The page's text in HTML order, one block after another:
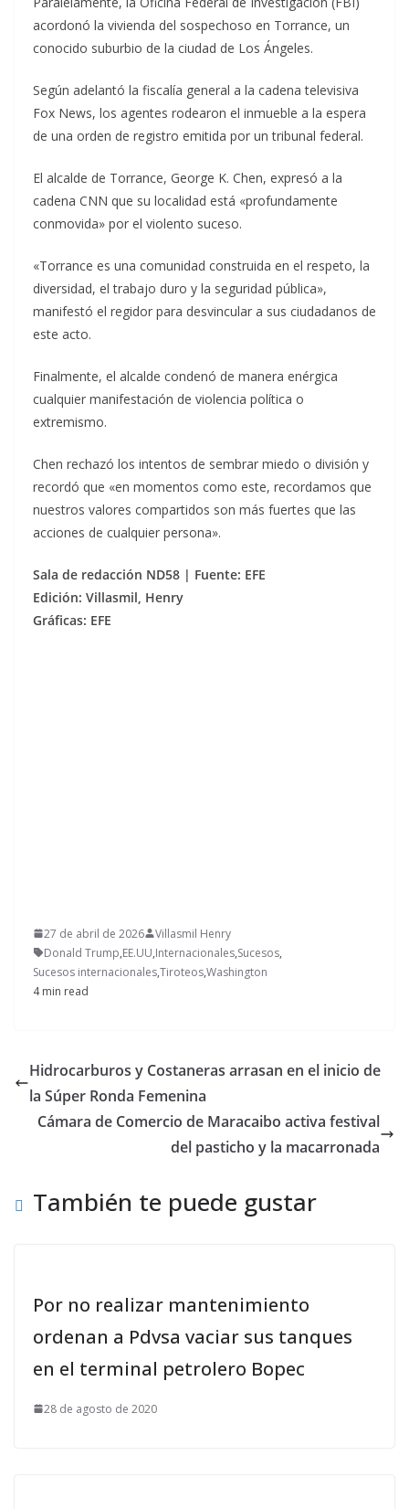
acordonó la vivienda del sospechoso en Torrance, un
conocido suburbio de la ciudad de Los Ángeles.
Según adelantó la fiscalía general a la cadena televisiva
Fox News, los agentes rodearon el inmueble a la espera
de una orden de registro emitida por un tribunal federal.
El alcalde de Torrance, George K. Chen, expresó a la
cadena CNN que su localidad está «profundamente
conmovida» por el violento suceso.
«Torrance es una comunidad construida en el respeto, la
diversidad, el trabajo duro y la seguridad pública»,
manifestó el regidor para desvincular a sus ciudadanos de
este acto.
Finalmente, el alcalde condenó de manera enérgica
cualquier manifestación de violencia política o
extremismo.
Chen rechazó los intentos de sembrar miedo o división y
recordó que «en momentos como este, recordamos que
nuestros valores compartidos son más fuertes que las
acciones de cualquier persona».
Sala de redacción ND58 | Fuente: EFE
Edición: Villasmil, Henry
Gráficas: EFE
27 de abril de 2026
Villasmil Henry
Donald Trump,EE.UU,Internacionales,Sucesos,
Sucesos internacionales,Tiroteos,Washington
4 min read
Hidrocarburos y Costaneras arrasan en el inicio de
la Súper Ronda Femenina
Cámara de Comercio de Maracaibo activa festival
del pasticho y la macarronada
También te puede gustar
Por no realizar mantenimiento
ordenan a Pdvsa vaciar sus tanques
en el terminal petrolero Bopec
28 de agosto de 2020